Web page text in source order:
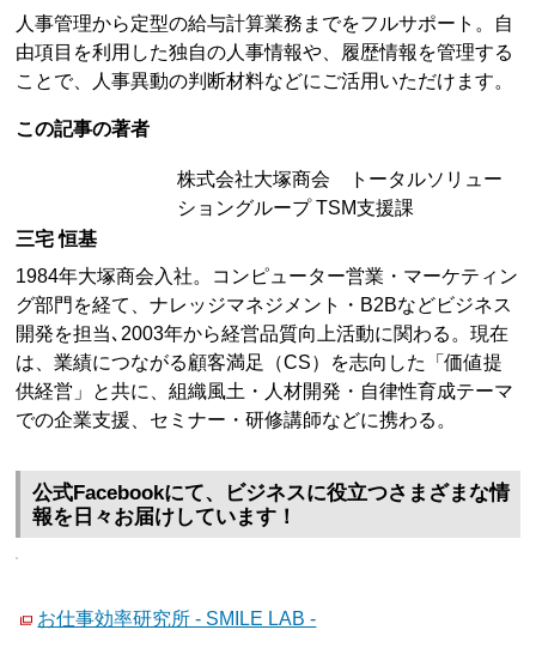
人事管理から定型の給与計算業務までをフルサポート。自
由項目を利用した独自の人事情報や、履歴情報を管理する
ことで、人事異動の判断材料などにご活用いただけます。
この記事の著者
株式会社大塚商会 トータルソリュー
ショングループ TSM支援課
三宅 恒基
1984年大塚商会入社。コンピューター営業・マーケティン
グ部門を経て、ナレッジマネジメント・B2Bなどビジネス
開発を担当､2003年から経営品質向上活動に関わる。現在
は、業績につながる顧客満足（CS）を志向した「価値提
供経営」と共に、組織風土・人材開発・自律性育成テーマ
での企業支援、セミナー・研修講師などに携わる。
公式Facebookにて、ビジネスに役立つさまざまな情
報を日々お届けしています！
お仕事効率研究所 - SMILE LAB -